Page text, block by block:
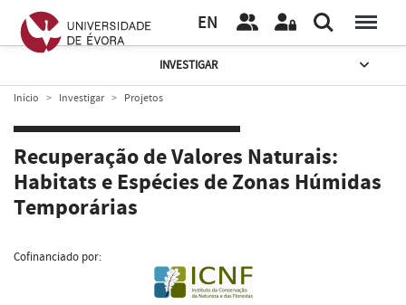
EN
INVESTIGAR
Início Investigar Projetos
Recuperação de Valores Naturais:
Habitats e Espécies de Zonas Húmidas
Temporárias
Cofinanciado por: